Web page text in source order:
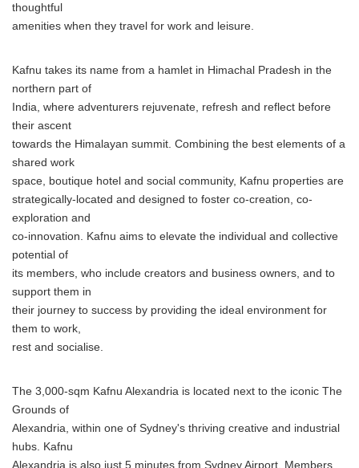
thoughtful
amenities when they travel for work and leisure.
Kafnu takes its name from a hamlet in Himachal Pradesh in the
northern part of
India, where adventurers rejuvenate, refresh and reflect before
their ascent
towards the Himalayan summit. Combining the best elements of a
shared work
space, boutique hotel and social community, Kafnu properties are
strategically-located and designed to foster co-creation, co-
exploration and
co-innovation. Kafnu aims to elevate the individual and collective
potential of
its members, who include creators and business owners, and to
support them in
their journey to success by providing the ideal environment for
them to work,
rest and socialise.
The 3,000-sqm Kafnu Alexandria is located next to the iconic The
Grounds of
Alexandria, within one of Sydney's thriving creative and industrial
hubs. Kafnu
Alexandria is also just 5 minutes from Sydney Airport. Members